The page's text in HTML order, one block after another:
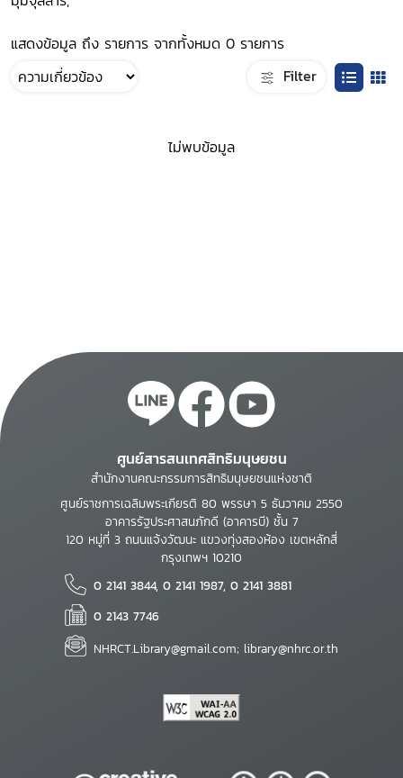
แสดงข้อมูล ถึง รายการ จากทั้งหมด 0 รายการ
Filter
ไม่พบข้อมูล
ศูนย์สารสนเทศสิทธิมนุษยชน
สำนักงานคณะกรรมการสิทธิมนุษยชนแห่งชาติ
ศูนย์ราชการเฉลิมพระเกียรติ 80 พรรษา 5 ธันวาคม 2550
อาคารรัฐประศาสนภักดี (อาคารบี) ชั้น 7
120 หมู่ที่ 3 ถนนแจ้งวัฒนะ แขวงทุ่งสองห้อง เขตหลักสี่
กรุงเทพฯ 10210
0 2141 3844, 0 2141 1987, 0 2141 3881
0 2143 7746
NHRCT.Library@gmail.com; library@nhrc.or.th